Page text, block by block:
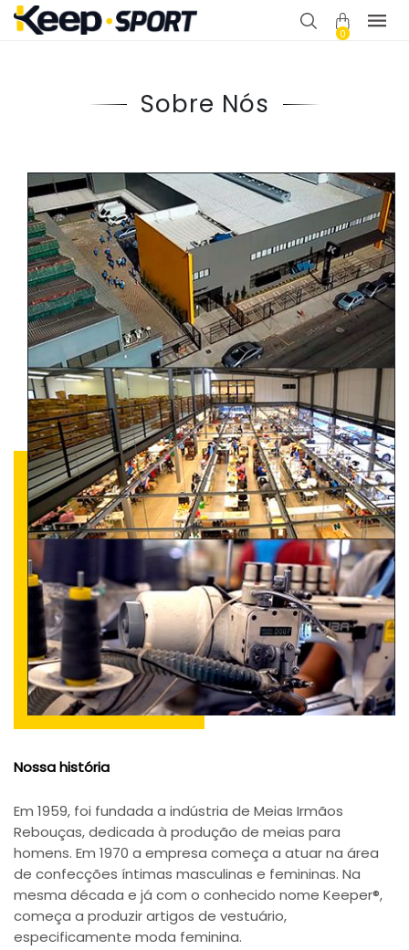
0
Sobre Nós
Nossa história
Em 1959, foi fundada a indústria de Meias Irmãos
Rebouças, dedicada à produção de meias para
homens. Em 1970 a empresa começa a atuar na área
de confecções íntimas masculinas e femininas. Na
mesma década e já com o conhecido nome Keeper®,
começa a produzir artigos de vestuário,
especificamente moda feminina.